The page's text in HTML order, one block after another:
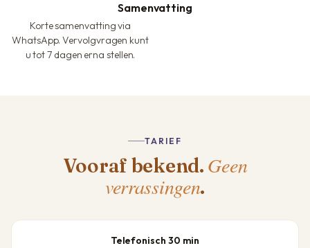
Samenvatting
Korte samenvatting via
WhatsApp. Vervolgvragen kunt
u tot 7 dagen erna stellen.
TARIEF
Vooraf bekend. Geen
verrassingen.
Telefonisch 30 min